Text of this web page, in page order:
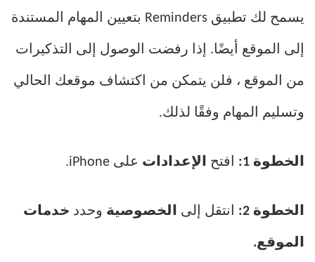
يسمح لك تطبيق Reminders بتعيين المهام المستندة
إلى الموقع أيضًا. إذا رفضت الوصول إلى التذكيرات
من الموقع ، فلن يتمكن من اكتشاف موقعك الحالي
وتسليم المهام وفقًا لذلك.
الخطوة 1: افتح الإعدادات على iPhone.
الخطوة 2: انتقل إلى الخصوصية وحدد خدمات
الموقع.